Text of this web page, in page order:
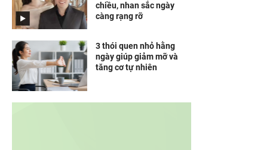
chiều, nhan sắc ngày
càng rạng rỡ
3 thói quen nhỏ hằng
ngày giúp giảm mỡ và
tăng cơ tự nhiên